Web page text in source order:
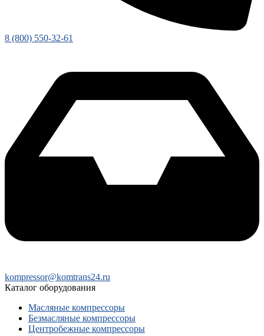
8 (800) 550-32-61
kompressor@komtrans24.ru
Каталог оборудования
Масляные компрессоры
Безмасляные компрессоры
Центробежные компрессоры